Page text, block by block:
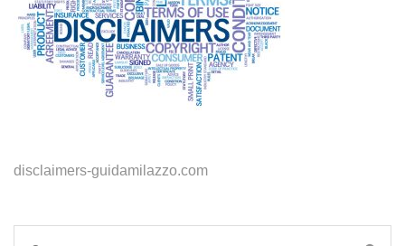
disclaimers-guidamilazzo.com